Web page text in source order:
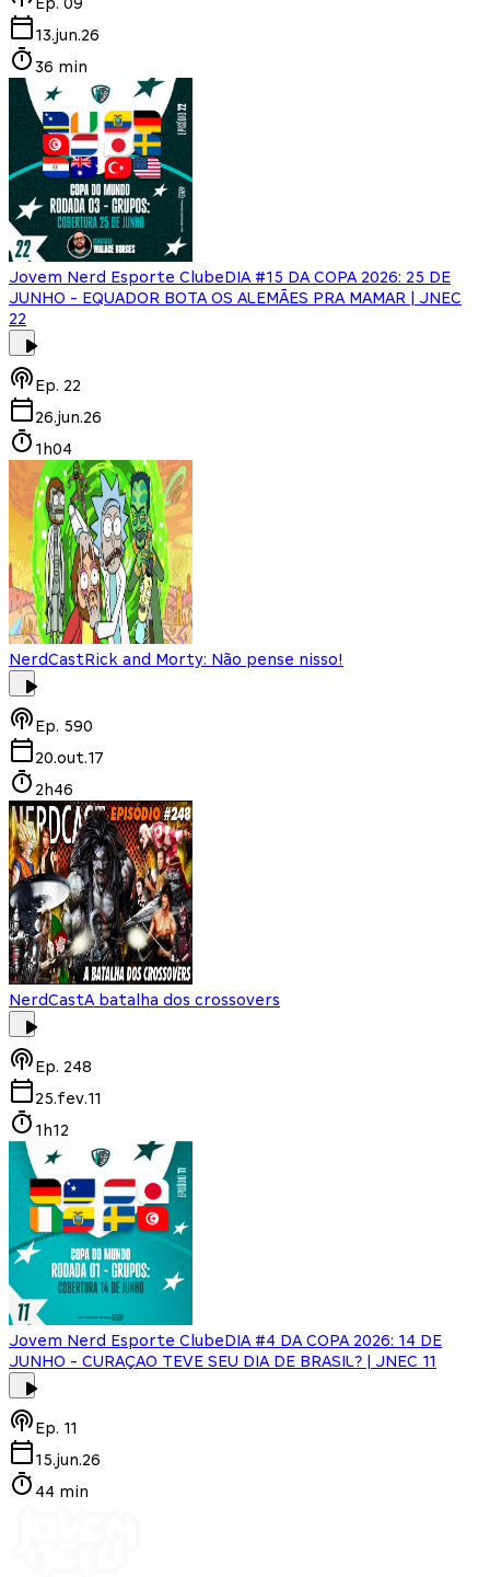
13.jun.26
36 min
Jovem Nerd Esporte ClubeDIA #15 DA COPA 2026: 25 DE
JUNHO - EQUADOR BOTA OS ALEMÃES PRA MAMAR | JNEC
22
Ep. 22
26.jun.26
1h04
NerdCastRick and Morty: Não pense nisso!
Ep. 590
20.out.17
2h46
NerdCastA batalha dos crossovers
Ep. 248
25.fev.11
1h12
Jovem Nerd Esporte ClubeDIA #4 DA COPA 2026: 14 DE
JUNHO - CURAÇAO TEVE SEU DIA DE BRASIL? | JNEC 11
Ep. 11
15.jun.26
44 min